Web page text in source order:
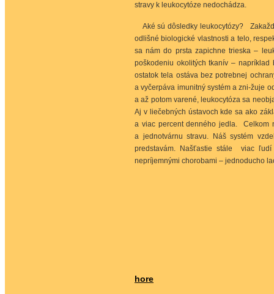
stravy k leukocytóze nedochádza.
Aké sú dôsledky leukocytózy?
odlišné biologické vlastnosti a telo,
sa nám do prsta zapichne trieska –
poškodeniu okolitých tkanív –
ostatok tela ostáva bez potrebnej
a vyčerpáva imunitný systém a zni-žuje
a až potom varené, leukocytóza sa
Aj v liečebných ústavoch kde sa ako
a viac percent denného jedla. Celkom
a jednotvárnu stravu. Náš systém
predstavám. Našťastie stále viac
nepríjemnými chorobami – jednoducho
hore